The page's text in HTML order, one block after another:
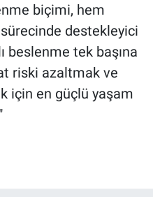
biçimi, hem
destekleyici
beslenme tek başına
riski azaltmak ve
için en güçlü yaşam